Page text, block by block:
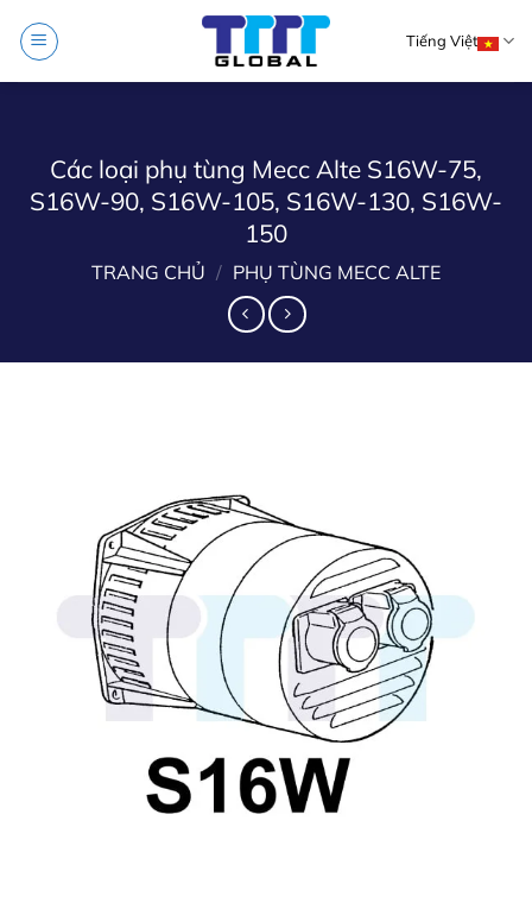
Tiếng Việt
Các loại phụ tùng Mecc Alte S16W-75,
S16W-90, S16W-105, S16W-130, S16W-
150
TRANG CHỦ / PHỤ TÙNG MECC ALTE